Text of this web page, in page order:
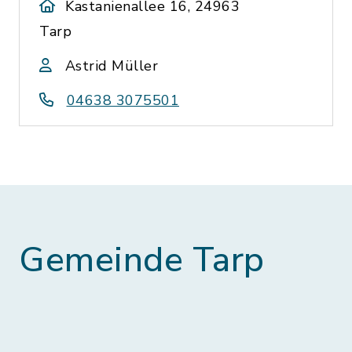
Kastanienallee 16, 24963
Tarp
Astrid Müller
04638 3075501
Gemeinde Tarp